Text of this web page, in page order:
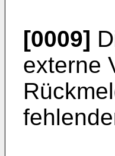
[0009]
externe